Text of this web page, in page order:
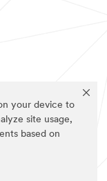
your device to
site usage,
based on